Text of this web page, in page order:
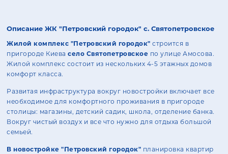
Описание ЖК "Петровский городок" с. Святопетровское
Жилой комплекс "Петровский городок" строится в
пригороде Киевасело Святопетровское по улице Амосова.
Жилой комплекс состоит из нескольких 4-5 этажных домов
комфорт класса.
Развитая инфраструктура вокруг новостройки включает все
необходимое для комфортного проживания в пригороде
столицы: магазины, детский садик, школа, отделение банка.
Вокруг чистый воздух и все что нужно для отдыха большой
семьей.
В новостройке "Петровский городок" планировка квартир